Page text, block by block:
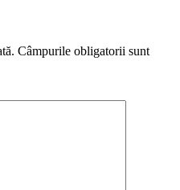
Câmpurile obligatorii sunt